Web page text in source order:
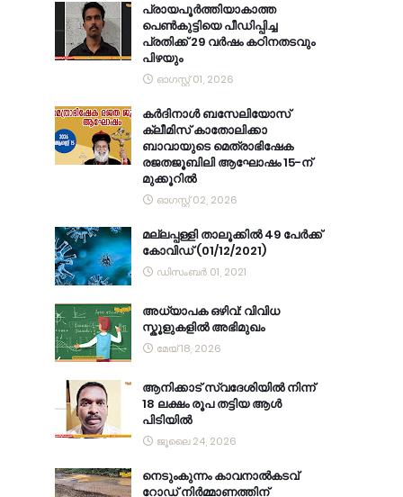
പ്രായപൂർത്തിയാകാത്ത
പെൺകുട്ടിയെ പീഡിപ്പിച്ച
പ്രതിക്ക് 29 വർഷം കഠിനതടവും
പിഴയും
ഓഗസ്റ്റ് 01, 2026
കര്‍ദിനാള്‍ ബസേലിയോസ്
ക്ലീമിസ് കാതോലിക്കാ
ബാവായുടെ മെത്രാഭിഷേക
രജതജൂബിലി ആഘോഷം 15-ന്
മുക്കൂറില്‍
ഓഗസ്റ്റ് 02, 2026
മല്ലപ്പള്ളി താലൂക്കിൽ 49 പേർക്ക്
കോവിഡ് (01/12/2021)
ഡിസംബർ 01, 2021
അധ്യാപക ഒഴിവ്: വിവിധ
സ്കൂളുകളിൽ അഭിമുഖം
മേയ് 18, 2026
ആനിക്കാട് സ്വദേശിയിൽ നിന്ന്
18 ലക്ഷം രൂപ തട്ടിയ ആൾ
പിടിയിൽ
ജൂലൈ 24, 2026
നെടുംകുന്നം കാവനാല്‍കടവ്
റോഡ് നിര്‍മ്മാണത്തിന്